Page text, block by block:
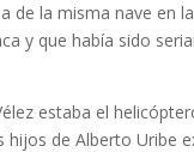
la misma nave en
y que había sido
estaba el
de Alberto Uribe